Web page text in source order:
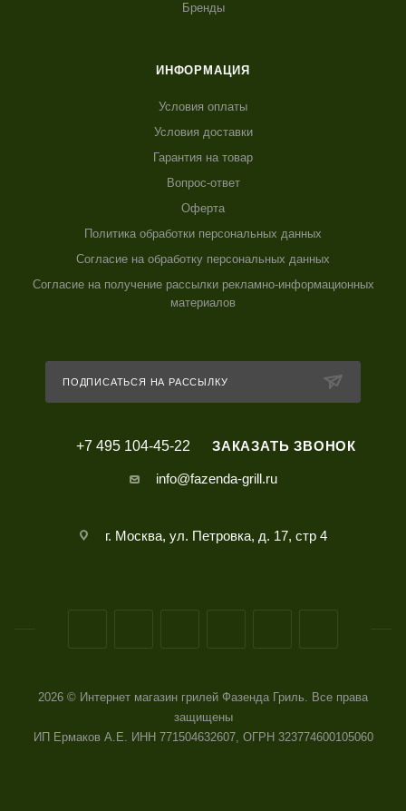
Бренды
ИНФОРМАЦИЯ
Условия оплаты
Условия доставки
Гарантия на товар
Вопрос-ответ
Оферта
Политика обработки персональных данных
Согласие на обработку персональных данных
Согласие на получение рассылки рекламно-информационных
материалов
ПОДПИСАТЬСЯ НА РАССЫЛКУ
+7 495 104-45-22 ЗАКАЗАТЬ ЗВОНОК
info@fazenda-grill.ru
г. Москва, ул. Петровка, д. 17, стр 4
2026 © Интернет магазин грилей Фазенда Гриль. Все права
защищены
ИП Ермаков А.Е. ИНН 771504632607, ОГРН 323774600105060